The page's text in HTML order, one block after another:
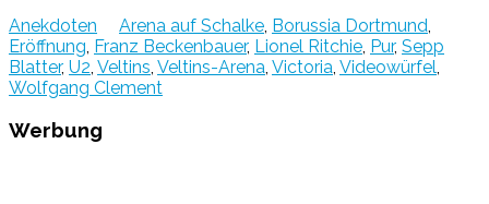
Anekdoten
Arena auf Schalke Borussia Dortmund
Eröffnung Franz Beckenbauer, Lionel Ritchie Pur, Sepp
Blatter, U2 Veltins Veltins-Arena Victoria Videowürfel
Wolfgang Clement
Werbung